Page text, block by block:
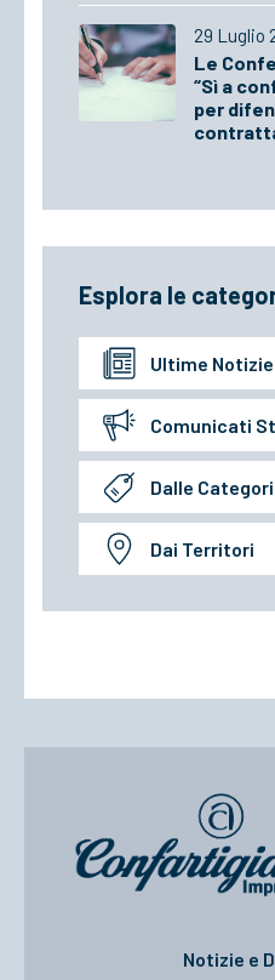
29 Luglio
Le
“Sì a
per
Esplora le
Ultime Notizie
Comunicati
Dalle
Dai Territori
Notizie e